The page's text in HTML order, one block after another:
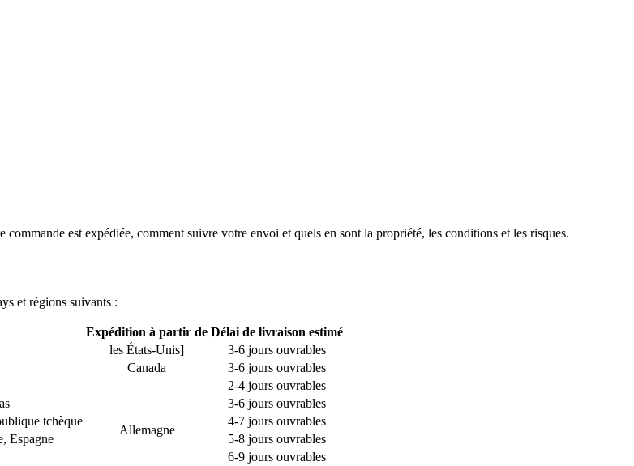
est expédiée, comment suivre votre envoi et quels en sont la propriété, les conditions et les risques.
et régions suivants :
Expédition à partir de Délai de livraison estimé
les États-Unis]
3-6 jours ouvrables
Canada 3-6 jours ouvrables
Allemagne
2-4 jours ouvrables
3-6 jours ouvrables
tchèque
4-7 jours ouvrables
Espagne
5-8 jours ouvrables
6-9 jours ouvrables